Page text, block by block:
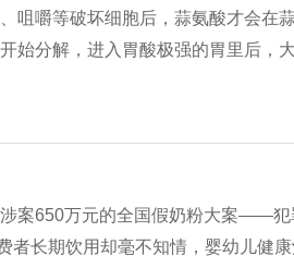
咀嚼等破坏细胞后，蒜氨酸才会在
始分解，进入胃酸极强的胃里后，
案650万元的全国假奶粉大案——
者长期饮用却毫不知情，婴幼儿健康